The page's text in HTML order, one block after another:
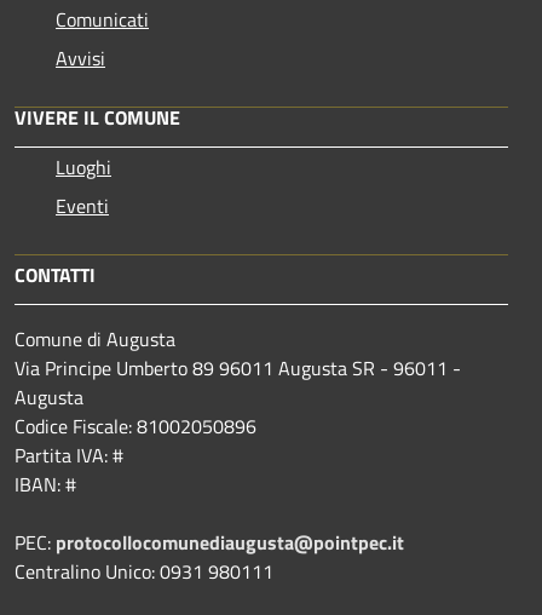
Comunicati
Avvisi
VIVERE IL COMUNE
Luoghi
Eventi
CONTATTI
Comune di Augusta
Via Principe Umberto 89 96011 Augusta SR - 96011 -
Augusta
Codice Fiscale: 81002050896
Partita IVA: #
IBAN: #
PEC: protocollocomunediaugusta@pointpec.it
Centralino Unico: 0931 980111